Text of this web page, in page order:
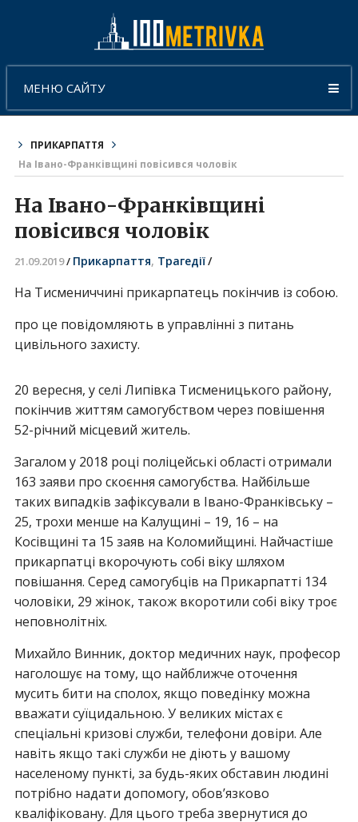
МЕНЮ САЙТУ
ПРИКАРПАТТЯ
На Івано-Франківщині повісився чоловік
На Івано-Франківщині
повісився чоловік
21.09.2019/ Прикарпаття, Трагедії/
На Тисмениччині прикарпатець покінчив із собою.
про це повідомляють в управлінні з питань
цивільного захисту.
20 вересня, у селі Липівка Тисменицького району,
покінчив життям самогубством через повішення
52-річний місцевий житель.
Загалом у 2018 році поліцейські області отримали
163 заяви про скоєння самогубства. Найбільше
таких випадків зафіксували в Івано-Франківську –
25, трохи менше на Калущині – 19, 16 – на
Косівщині та 15 заяв на Коломийщині. Найчастіше
прикарпатці вкорочують собі віку шляхом
повішання. Серед самогубців на Прикарпатті 134
чоловіки, 29 жінок, також вкоротили собі віку троє
неповнолітніх.
Михайло Винник, доктор медичних наук, професор
наголошує на тому, що найближче оточення
мусить бити на сполох, якщо поведінку можна
вважати суїцидальною. У великих містах є
спеціальні кризові служби, телефони довіри. Але
навіть якщо такі служби не діють у вашому
населеному пункті, за будь-яких обставин людині
потрібно надати допомогу, обов’язково
кваліфіковану. Для цього треба звернутися до